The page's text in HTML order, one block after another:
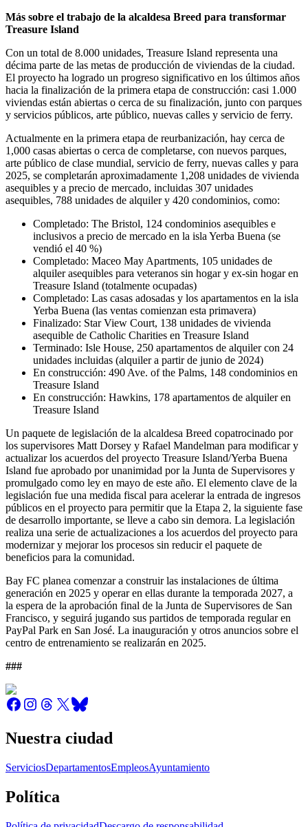
Más sobre el trabajo de la alcaldesa Breed para transformar
Treasure Island
Con un total de 8.000 unidades, Treasure Island representa una
décima parte de las metas de producción de viviendas de la ciudad.
El proyecto ha logrado un progreso significativo en los últimos años
hacia la finalización de la primera etapa de construcción: casi 1.000
viviendas están abiertas o cerca de su finalización, junto con parques
y servicios públicos, arte público, nuevas calles y servicio de ferry.
Actualmente en la primera etapa de reurbanización, hay cerca de
1,000 casas abiertas o cerca de completarse, con nuevos parques,
arte público de clase mundial, servicio de ferry, nuevas calles y para
2025, se completarán aproximadamente 1,208 unidades de vivienda
asequibles y a precio de mercado, incluidas 307 unidades
asequibles, 788 unidades de alquiler y 420 condominios, como:
Completado: The Bristol, 124 condominios asequibles e
inclusivos a precio de mercado en la isla Yerba Buena (se
vendió el 40 %)
Completado: Maceo May Apartments, 105 unidades de
alquiler asequibles para veteranos sin hogar y ex-sin hogar en
Treasure Island (totalmente ocupadas)
Completado: Las casas adosadas y los apartamentos en la isla
Yerba Buena (las ventas comienzan esta primavera)
Finalizado: Star View Court, 138 unidades de vivienda
asequible de Catholic Charities en Treasure Island
Terminado: Isle House, 250 apartamentos de alquiler con 24
unidades incluidas (alquiler a partir de junio de 2024)
En construcción: 490 Ave. of the Palms, 148 condominios en
Treasure Island
En construcción: Hawkins, 178 apartamentos de alquiler en
Treasure Island
Un paquete de legislación de la alcaldesa Breed copatrocinado por
los supervisores Matt Dorsey y Rafael Mandelman para modificar y
actualizar los acuerdos del proyecto Treasure Island/Yerba Buena
Island fue aprobado por unanimidad por la Junta de Supervisores y
promulgado como ley en mayo de este año. El elemento clave de la
legislación fue una medida fiscal para acelerar la entrada de ingresos
públicos en el proyecto para permitir que la Etapa 2, la siguiente fase
de desarrollo importante, se lleve a cabo sin demora. La legislación
realiza una serie de actualizaciones a los acuerdos del proyecto para
modernizar y mejorar los procesos sin reducir el paquete de
beneficios para la comunidad.
Bay FC planea comenzar a construir las instalaciones de última
generación en 2025 y operar en ellas durante la temporada 2027, a
la espera de la aprobación final de la Junta de Supervisores de San
Francisco, y seguirá jugando sus partidos de temporada regular en
PayPal Park en San José. La inauguración y otros anuncios sobre el
centro de entrenamiento se realizarán en 2025.
###
Nuestra ciudad
ServiciosDepartamentosEmpleosAyuntamiento
Política